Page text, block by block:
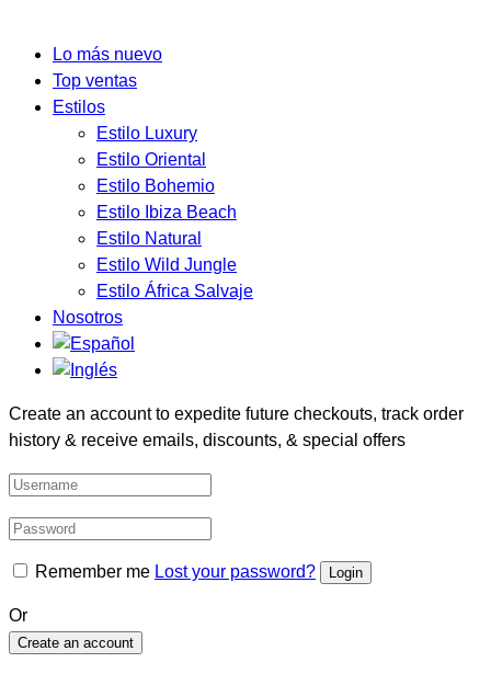
Lo más nuevo
Top ventas
Estilos
Estilo Luxury
Estilo Oriental
Estilo Bohemio
Estilo Ibiza Beach
Estilo Natural
Estilo Wild Jungle
Estilo África Salvaje
Nosotros
Create an account to expedite future checkouts, track order
history & receive emails, discounts, & special offers
Remember me Lost your password?
Or
Create an account